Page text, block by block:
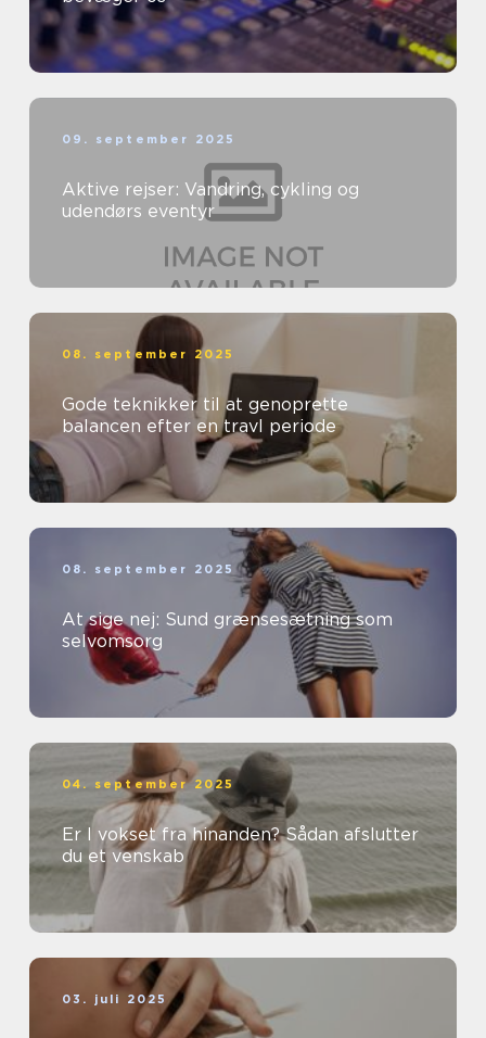
09. september 2025
Aktive rejser: Vandring, cykling og
udendørs eventyr
08. september 2025
Gode teknikker til at genoprette
balancen efter en travl periode
08. september 2025
At sige nej: Sund grænsesætning som
selvomsorg
04. september 2025
Er I vokset fra hinanden? Sådan afslutter
du et venskab
03. juli 2025